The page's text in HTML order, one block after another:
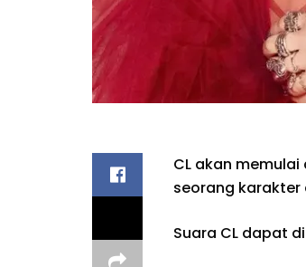
CL akan
seorang karakter
Suara CL dapat